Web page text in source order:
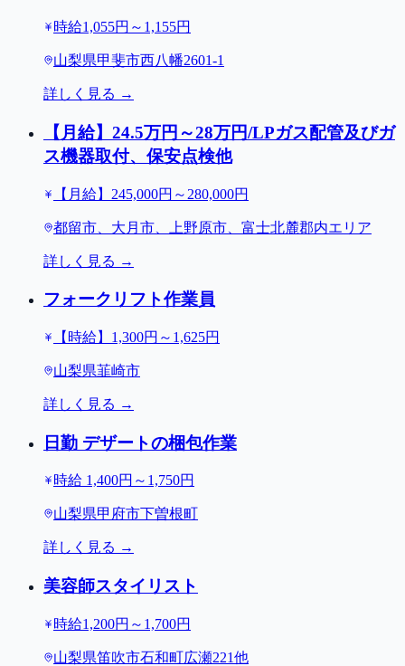
時給1,055円～1,155円
山梨県甲斐市西八幡2601-1
詳しく見る →
【月給】24.5万円～28万円/LPガス配管及びガ
ス機器取付、保安点検他
【月給】245,000円～280,000円
都留市、大月市、上野原市、富士北麓郡内エリア
詳しく見る →
フォークリフト作業員
【時給】1,300円～1,625円
山梨県韮崎市
詳しく見る →
日勤 デザートの梱包作業
時給 1,400円～1,750円
山梨県甲府市下曽根町
詳しく見る →
美容師スタイリスト
時給1,200円～1,700円
山梨県笛吹市石和町広瀬221他